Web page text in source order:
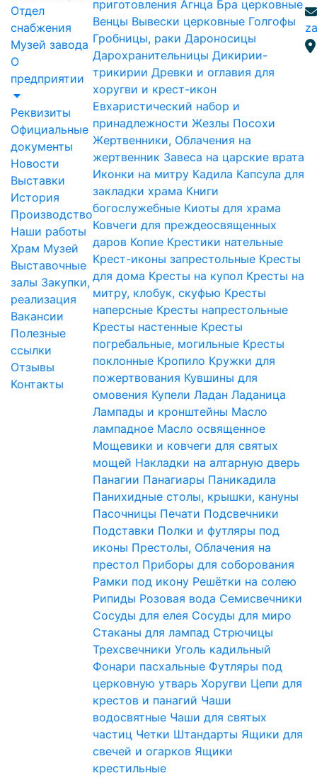
Отдел
снабжения
Музей завода
О
предприятии
Реквизиты
Официальные
документы
Новости
Выставки
История
Производство
Наши работы
Храм Музей
Выставочные
залы Закупки,
реализация
Вакансии
Полезные
ссылки
Отзывы
Контакты
приготовления Агнца Бра церковные
Венцы Вывески церковные Голгофы
Гробницы, раки Дароносицы
Дарохранительницы Дикирии-
трикирии Древки и оглавия для
хоругви и крест-икон
Евхаристический набор и
принадлежности Жезлы Посохи
Жертвенники, Облачения на
жертвенник Завеса на царские врата
Иконки на митру Кадила Капсула для
закладки храма Книги
богослужебные Киоты для храма
Ковчеги для преждеосвященных
даров Копие Крестики нательные
Крест-иконы запрестольные Кресты
для дома Кресты на купол Кресты на
митру, клобук, скуфью Кресты
наперсные Кресты напрестольные
Кресты настенные Кресты
погребальные, могильные Кресты
поклонные Кропило Кружки для
пожертвования Кувшины для
омовения Купели Ладан Ладаница
Лампады и кронштейны Масло
лампадное Масло освященное
Мощевики и ковчеги для святых
мощей Накладки на алтарную дверь
Панагии Панагиары Паникадила
Панихидные столы, крышки, кануны
Пасочницы Печати Подсвечники
Подставки Полки и футляры под
иконы Престолы, Облачения на
престол Приборы для соборования
Рамки под икону Решётки на солею
Рипиды Розовая вода Семисвечники
Сосуды для елея Сосуды для миро
Стаканы для лампад Стрючицы
Трехсвечники Уголь кадильный
Фонари пасхальные Футляры под
церковную утварь Хоругви Цепи для
крестов и панагий Чаши
водосвятные Чаши для святых
частиц Четки Штандарты Ящики для
свечей и огарков Ящики
крестильные